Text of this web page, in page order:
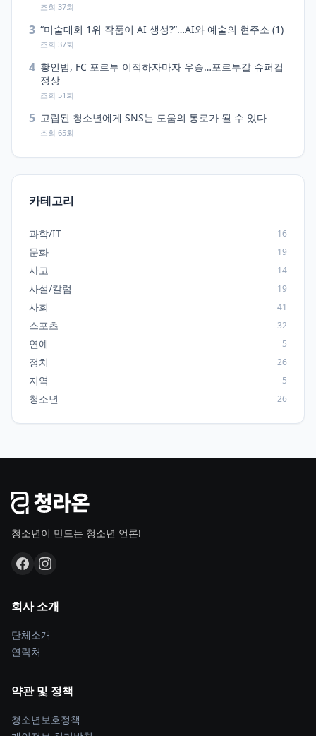
조회 37회
3 “미술대회 1위 작품이 AI 생성?”…AI와 예술의 현주소 (1)
조회 37회
4 황인범, FC 포르투 이적하자마자 우승…포르투갈 슈퍼컵
정상
조회 51회
5 고립된 청소년에게 SNS는 도움의 통로가 될 수 있다
조회 65회
카테고리
과학/IT 16
문화 19
사고 14
사설/칼럼 19
사회 41
스포츠 32
연예 5
정치 26
지역 5
청소년 26
청소년이 만드는 청소년 언론!
회사 소개
단체소개
연락처
약관 및 정책
청소년보호정책